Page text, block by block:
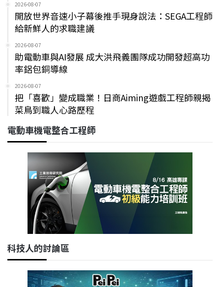
2026-08-07
開放世界音速小子幕後推手現身說法：SEGA工程師
給新鮮人的求職建議
2026-08-07
助電動車與AI發展 成大洪飛義團隊成功開發超高功
率鋁包銅導線
2026-08-07
把「喜歡」變成職業！日商Aiming遊戲工程師親揭
菜鳥到職人心路歷程
電動車機電整合工程師
科技人的討論區